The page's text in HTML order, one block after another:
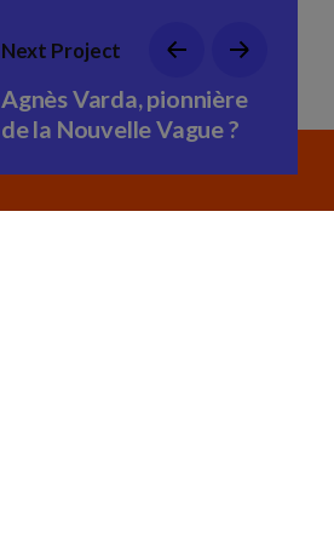
Next Project
Agnès Varda, pionnière
de la Nouvelle Vague ?